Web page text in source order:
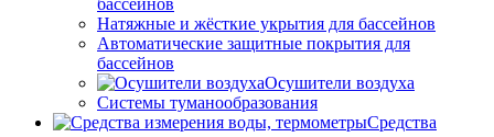
бассейнов
Натяжные и жёсткие укрытия для бассейнов
Автоматические защитные покрытия для
бассейнов
Осушители воздуха
Системы туманообразования
Средства